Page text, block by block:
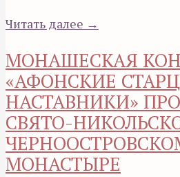
Читать далее →
МОНАШЕСКАЯ
«АФОНСКИЕ
НАСТАВНИКИ»
СВЯТО-
МОНАСТЫРЕ